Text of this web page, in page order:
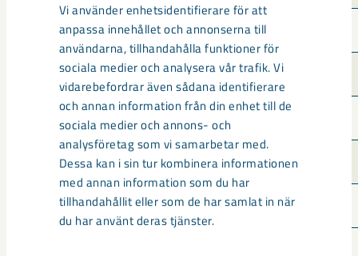
Vi använder enhetsidentifierare för att
anpassa innehållet och annonserna till
användarna, tillhandahålla funktioner för
sociala medier och analysera vår trafik. Vi
vidarebefordrar även sådana identifierare
och annan information från din enhet till de
sociala medier och annons- och
analysföretag som vi samarbetar med.
Dessa kan i sin tur kombinera informationen
med annan information som du har
tillhandahållit eller som de har samlat in när
du har använt deras tjänster.
G:a Malmstaskolan-L 0,85
Eriksgatan 14-T 0,75
Sagoslingan-L
Granbacka 7-T 0,50
Banjostigen 4-T 0,45